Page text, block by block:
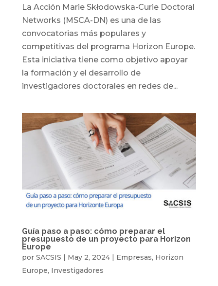
La Acción Marie Skłodowska-Curie Doctoral
Networks (MSCA-DN) es una de las
convocatorias más populares y
competitivas del programa Horizon Europe.
Esta iniciativa tiene como objetivo apoyar
la formación y el desarrollo de
investigadores doctorales en redes de...
Guía paso a paso: cómo preparar el
presupuesto de un proyecto para Horizon
Europe
por SACSIS | May 2, 2024| Empresas, Horizon
Europe, Investigadores